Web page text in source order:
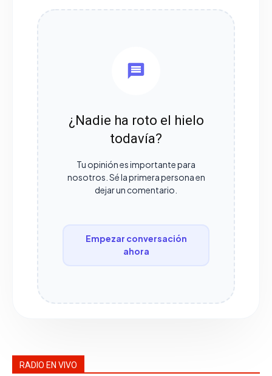
¿Nadie ha roto el hielo
todavía?
Tu opinión es importante para
nosotros. Sé la primera persona en
dejar un comentario.
Empezar conversación
ahora
RADIO EN VIVO